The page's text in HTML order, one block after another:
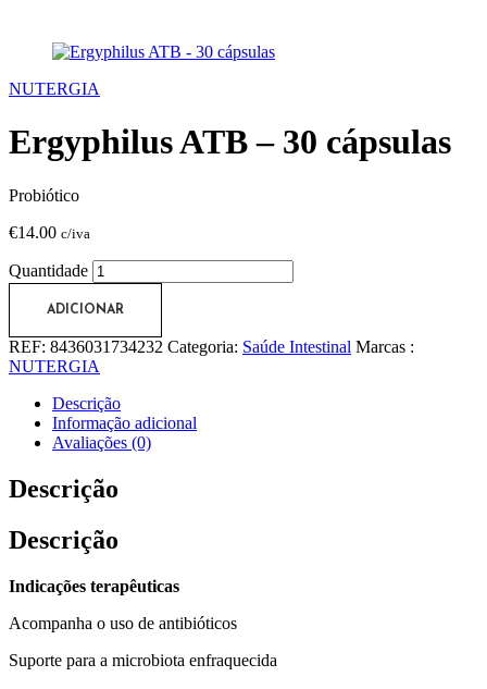
NUTERGIA
Ergyphilus ATB – 30 cápsulas
Probiótico
€14.00 c/iva
Quantidade
ADICIONAR
REF: 8436031734232 Categoria: Saúde Intestinal Marcas :
NUTERGIA
Descrição
Informação adicional
Avaliações (0)
Descrição
Descrição
Indicações terapêuticas
Acompanha o uso de antibióticos
Suporte para a microbiota enfraquecida